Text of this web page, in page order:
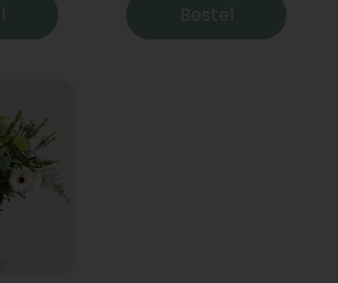
Bestel